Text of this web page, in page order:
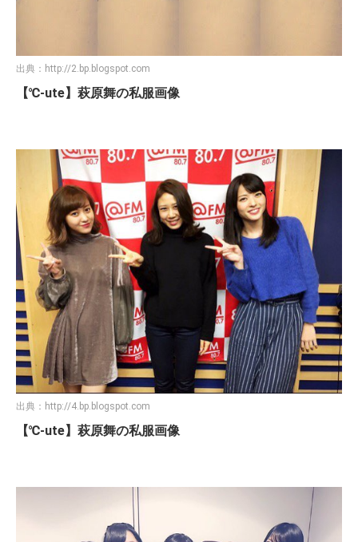
出典： http://2.bp.blogspot.com
【℃-ute】萩原舞の私服画像
出典： http://4.bp.blogspot.com
【℃-ute】萩原舞の私服画像